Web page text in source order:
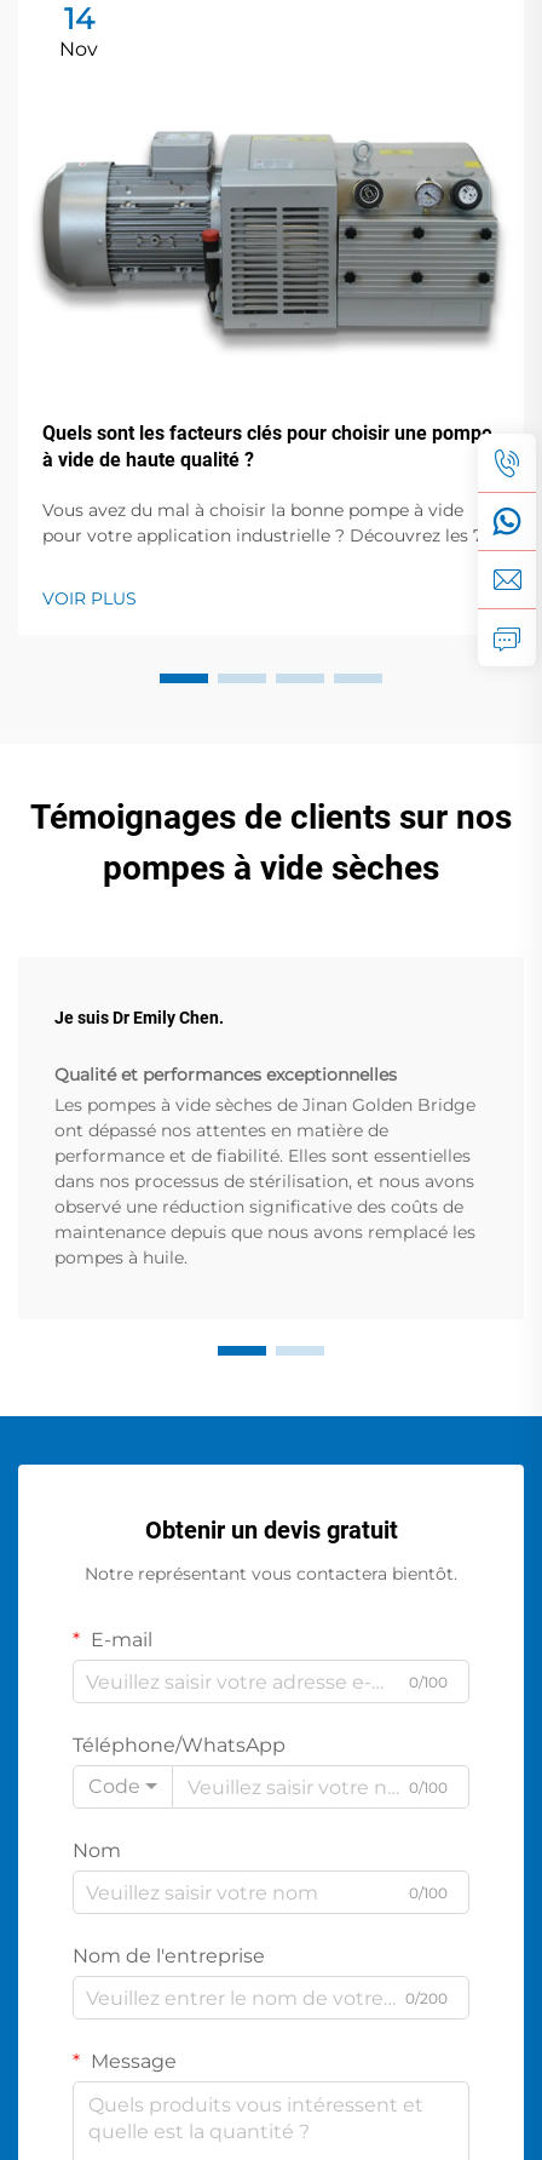
14
Nov
Quels sont les facteurs clés pour choisir une pompe
à vide de haute qualité ?
Vous avez du mal à choisir la bonne pompe à vide
pour votre application industrielle ? Découvrez les 7
guide de sélection dès maintenant.
VOIR PLUS
Témoignages de clients sur nos
pompes à vide sèches
Je suis Dr Emily Chen.
Qualité et performances exceptionnelles
Les pompes à vide sèches de Jinan Golden Bridge
ont dépassé nos attentes en matière de
performance et de fiabilité. Elles sont essentielles
dans nos processus de stérilisation, et nous avons
observé une réduction significative des coûts de
maintenance depuis que nous avons remplacé les
pompes à huile.
Obtenir un devis gratuit
Notre représentant vous contactera bientôt.
E-mail
0/100
Téléphone/WhatsApp
Code
0/100
Nom
0/100
Nom de l'entreprise
0/200
Message